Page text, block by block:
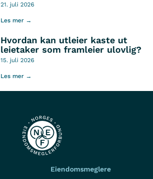
21. juli 2026
Les mer →
Hvordan kan utleier kaste ut
leietaker som framleier ulovlig?
15. juli 2026
Les mer →
Eiendomsmeglere